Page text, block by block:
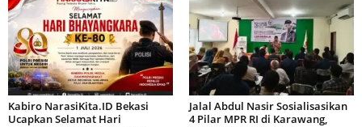
Kabiro NarasiKita.ID Bekasi
Ucapkan Selamat Hari
Jalal Abdul Nasir Sosialisasikan
4 Pilar MPR RI di Karawang,